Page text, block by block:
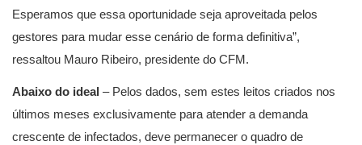
Esperamos que essa oportunidade seja aproveitada pelos
gestores para mudar esse cenário de forma definitiva”,
ressaltou Mauro Ribeiro, presidente do CFM.
Abaixo do ideal – Pelos dados, sem estes leitos criados nos
últimos meses exclusivamente para atender a demanda
crescente de infectados, deve permanecer o quadro de